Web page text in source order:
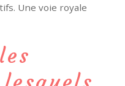
Une voie royale